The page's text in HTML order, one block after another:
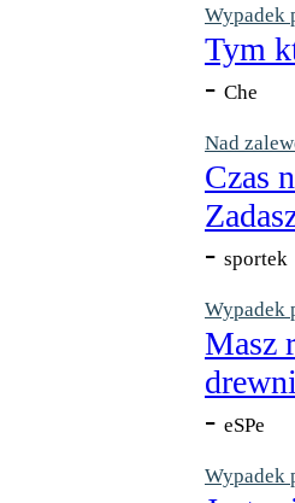
Wypadek
Tym
- Che
Nad
Czas
- sportek
Wypadek
Masz
- eSPe
Wypadek